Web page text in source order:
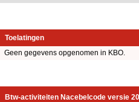
Toelatingen
Geen gegevens opgenomen in KBO.
Btw-activiteiten Nacebelcode versie